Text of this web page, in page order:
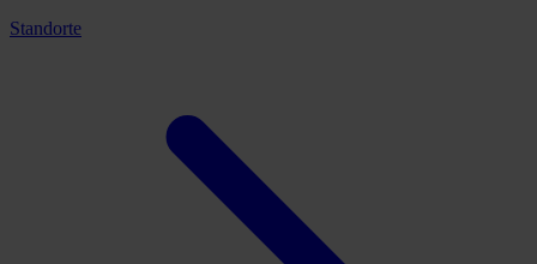
Standorte